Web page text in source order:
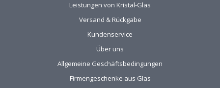
Leistungen von Kristal-Glas
Versand & Rückgabe
Kundenservice
Über uns
Allgemeine Geschäftsbedingungen
Firmengeschenke aus Glas